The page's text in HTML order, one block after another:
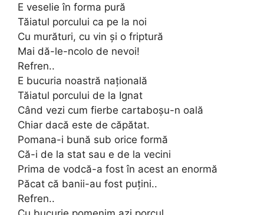
E veselie în forma pură
Tăiatul porcului ca pe la noi
Cu murături, cu vin și o friptură
Mai dă-le-ncolo de nevoi!
Refren..
E bucuria noastră națională
Tăiatul porcului de la Ignat
Când vezi cum fierbe cartaboșu-n oală
Chiar dacă este de căpătat.
Pomana-i bună sub orice formă
Că-i de la stat sau e de la vecini
Prima de vodcă-a fost în acest an enormă
Păcat că banii-au fost puțini..
Refren..